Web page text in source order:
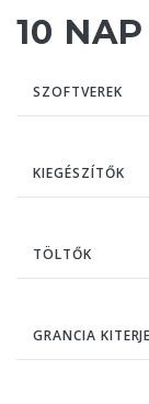
10
SZOFTVEREK
KIEGÉSZÍTŐK
TÖLTŐK
GRANCIA